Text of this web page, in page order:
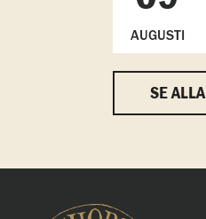
AUGUSTI
SE ALLA